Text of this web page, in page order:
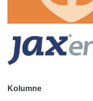
Kolumne